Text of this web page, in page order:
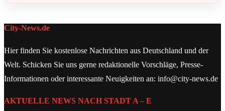
City-News.de
Hier finden Sie kostenlose Nachrichten aus Deutschland und der
Welt. Schicken Sie uns gerne redaktionelle Vorschläge, Presse-
Informationen oder interessante Neuigkeiten an: info@city-news.de
AKTUELLE NEWS NACH STADT A – E